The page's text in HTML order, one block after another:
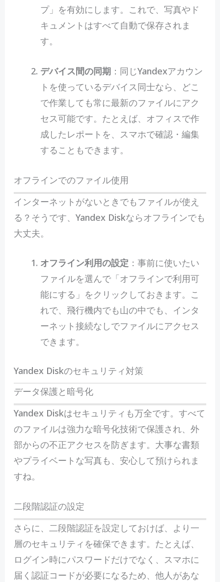
プ」を有効にします。これで、写真やド
キュメントはすべて自動で保存されま
す。
デバイス間の同期：同じYandexアカウン
トを使っているデバイス同士なら、どこ
で作業しても常に最新のファイルにアク
セス可能です。たとえば、オフィスで作
成したレポートを、スマホで確認・編集
することもできます。
オフラインでのファイル使用
インターネットがないときでもファイルが使え
る？そうです、Yandex Diskならオフラインでも
大丈夫。
オフライン利用の設定 ：事前に使いたい
ファイルを選んで「オフラインで利用可
能にする」をクリックしておきます。こ
れで、飛行機内でも山の中でも、インタ
ーネット接続なしでファイルにアクセス
できます。
Yandex Diskのセキュリティ対策
データ保護と暗号化
Yandex Diskはセキュリティも万全です。すべて
のファイルは強力な暗号化技術で保護され、外
部からの不正アクセスを防ぎます。大事な書類
やプライベートな写真も、安心して預けられま
すね。
二段階認証の設定
さらに、二段階認証を設定しておけば、より一
層のセキュリティを確保できます。たとえば、
ログイン時にパスワードだけでなく、スマホに
届く認証コードが必要になるため、他人があな